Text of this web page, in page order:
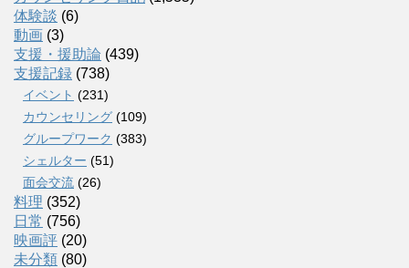
体験談 (6)
動画 (3)
支援・援助論 (439)
支援記録 (738)
イベント (231)
カウンセリング (109)
グループワーク (383)
シェルター (51)
面会交流 (26)
料理 (352)
日常 (756)
映画評 (20)
未分類 (80)